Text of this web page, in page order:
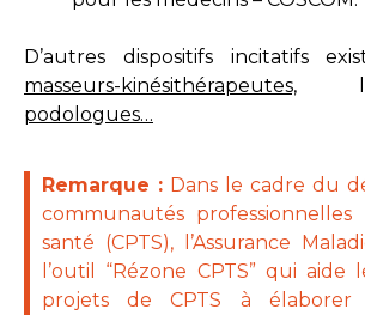
D’autres dispositifs incitatifs
masseurs-kinésithérapeutes,
podologues…
Remarque : Dans le cadre du
communautés
santé (CPTS), l’Assurance
l’outil “Rézone CPTS” qui
projets de CPTS à élaborer